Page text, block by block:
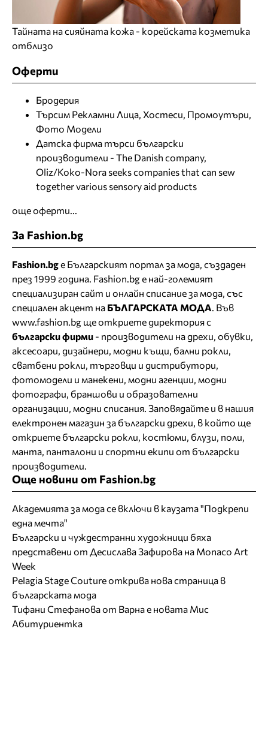
Тайната на сияйната кожа - корейската козметика
отблизо
Оферти
Бродерия
Търсим Рекламни Лица, Хостеси, Промоутъри,
Фото Модели
Датска фирма търси български
производители - The Danish company,
Oliz/Koko-Nora seeks companies that can sew
together various sensory aid products
още оферти...
За Fashion.bg
Fashion.bgе Българският портал за мода, създаден
през 1999 година. Fashion.bg е най-големият
специализиран сайт и онлайн списание за мода, със
специален акцент на БЪЛГАРСКАТА МОДА . Във
www.fashion.bg ще откриетедиректорияс
български фирми - производители на дрехи, обувки,
аксесоари, дизайнери, модни къщи, бални рокли
сватбени рокли , търговци и дистрибутори,
фотомодели и манекени, модни агенции, модни
фотографи, браншови и образователни
организации, модни списания. Заповядайте и в нашия
електронен магазин за български дрехи , в който ще
откриете български рокли , костюми, блузи, поли,
манта, панталони и спортни екипи от български
производители.
Още новини от Fashion.bg
Академията за мода се включи в каузата "Подкрепи
една мечта"
Български и чуждестранни художници бяха
представени от Десислава Зафирова на Monaco Art
Week
Pelagia Stage Couture открива нова страница в
българската мода
Тифани Стефанова от Варна е новата Мис
Абитуриентка